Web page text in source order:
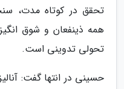
تحقق در کوتاه مدت،
همه ذینفعان و شوق
تحولی تدوینی است.
حسینی در انتها گفت: